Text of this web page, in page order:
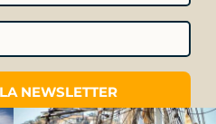
NEWSLETTER